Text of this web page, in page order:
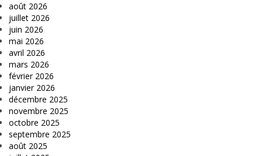
août 2026
juillet 2026
juin 2026
mai 2026
avril 2026
mars 2026
février 2026
janvier 2026
décembre 2025
novembre 2025
octobre 2025
septembre 2025
août 2025